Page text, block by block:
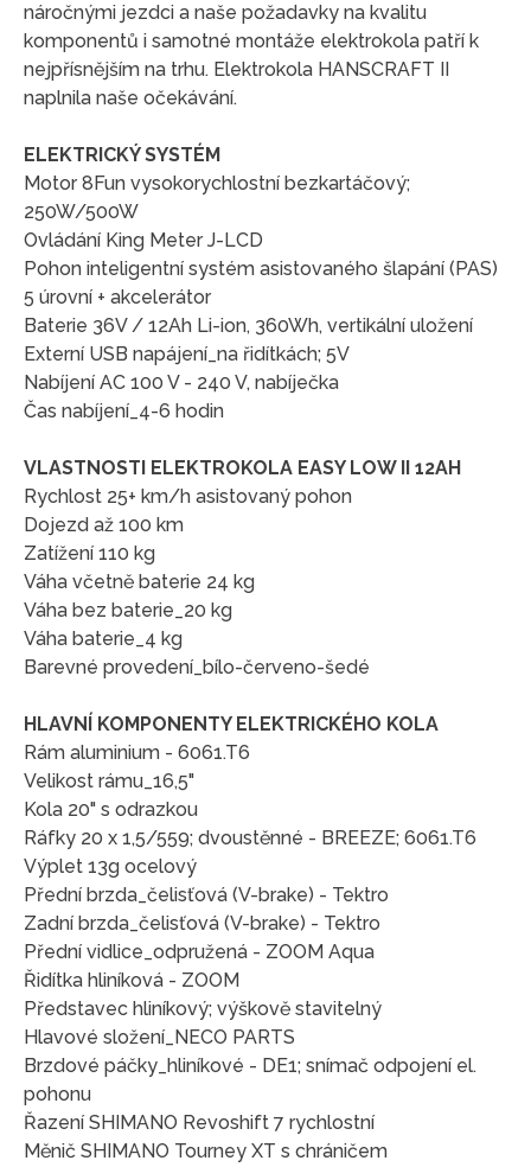
náročnými jezdci a naše požadavky na kvalitu
komponentů i samotné montáže elektrokola patří k
nejpřísnějším na trhu. Elektrokola HANSCRAFT II
naplnila naše očekávání.
ELEKTRICKÝ SYSTÉM
Motor 8Fun vysokorychlostní bezkartáčový;
250W/500W
Ovládání King Meter J-LCD
Pohon inteligentní systém asistovaného šlapání (PAS)
5 úrovní + akcelerátor
Baterie 36V / 12Ah Li-ion, 360Wh, vertikální uložení
Externí USB napájení_na řidítkách; 5V
Nabíjení AC 100 V - 240 V, nabíječka
Čas nabíjení_4-6 hodin
VLASTNOSTI ELEKTROKOLA EASY LOW II 12AH
Rychlost 25+ km/h asistovaný pohon
Dojezd až 100 km
Zatížení 110 kg
Váha včetně baterie 24 kg
Váha bez baterie_20 kg
Váha baterie_4 kg
Barevné provedení_bílo-červeno-šedé
HLAVNÍ KOMPONENTY ELEKTRICKÉHO KOLA
Rám aluminium - 6061.T6
Velikost rámu_16,5"
Kola 20" s odrazkou
Ráfky 20 x 1,5/559; dvoustěnné - BREEZE; 6061.T6
Výplet 13g ocelový
Přední brzda_čelisťová (V-brake) - Tektro
Zadní brzda_čelisťová (V-brake) - Tektro
Přední vidlice_odpružená - ZOOM Aqua
Řidítka hliníková - ZOOM
Představec hliníkový; výškově stavitelný
Hlavové složení_NECO PARTS
Brzdové páčky_hliníkové - DE1; snímač odpojení el.
pohonu
Řazení SHIMANO Revoshift 7 rychlostní
Měnič SHIMANO Tourney XT s chráničem